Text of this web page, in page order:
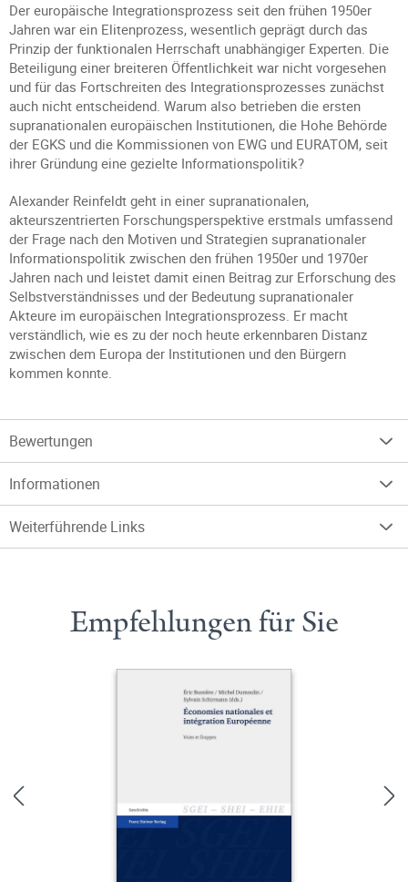
Der europäische Integrationsprozess seit den frühen 1950er
Jahren war ein Elitenprozess, wesentlich geprägt durch das
Prinzip der funktionalen Herrschaft unabhängiger Experten. Die
Beteiligung einer breiteren Öffentlichkeit war nicht vorgesehen
und für das Fortschreiten des Integrationsprozesses zunächst
auch nicht entscheidend. Warum also betrieben die ersten
supranationalen europäischen Institutionen, die Hohe Behörde
der EGKS und die Kommissionen von EWG und EURATOM, seit
ihrer Gründung eine gezielte Informationspolitik?
Alexander Reinfeldt geht in einer supranationalen,
akteurszentrierten Forschungsperspektive erstmals umfassend
der Frage nach den Motiven und Strategien supranationaler
Informationspolitik zwischen den frühen 1950er und 1970er
Jahren nach und leistet damit einen Beitrag zur Erforschung des
Selbstverständnisses und der Bedeutung supranationaler
Akteure im europäischen Integrationsprozess. Er macht
verständlich, wie es zu der noch heute erkennbaren Distanz
zwischen dem Europa der Institutionen und den Bürgern
kommen konnte.
Bewertungen
Informationen
Weiterführende Links
Empfehlungen für Sie